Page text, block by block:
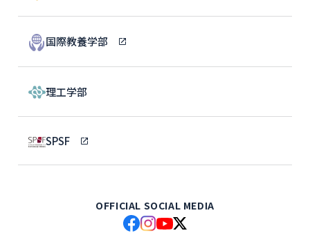
国際教養学部
理工学部
SPSF
OFFICIAL SOCIAL MEDIA